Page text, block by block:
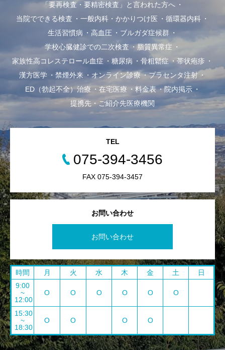
「要再検査・要精密検査」と言われた方へ
当院でできる検査
一般内科・かかりつけ医
循環器内科
生活習慣病
高血圧
ブルガダ症候群
学校心臓健診での二次検査
脂質異常症
家族性高コレステロール血症
糖尿病 骨粗鬆症
帯状疱疹
漢方医学
禁煙外来 オンライン診療
プラセンタ注射
ED（勃起不全）治療
在宅医療 料金表
院内掲示
提携先・ご紹介先医療機関
お問い合わせ
お問い合わせ
TEL
075-394-3456
FAX 075-394-3457
時間 月 火 水 木 金 土
日
9:00
~
12:00
O O O O O O
15:30
~
18:30
O O O O